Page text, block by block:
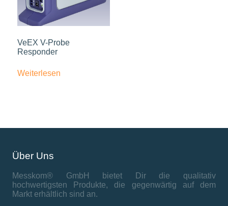
VeEX V-Probe
Responder
Weiterlesen
Über Uns
Messkom® GmbH bietet Dir die qualitativ
hochwertigsten Produkte, die gegenwärtig auf dem
Markt erhältlich sind an.